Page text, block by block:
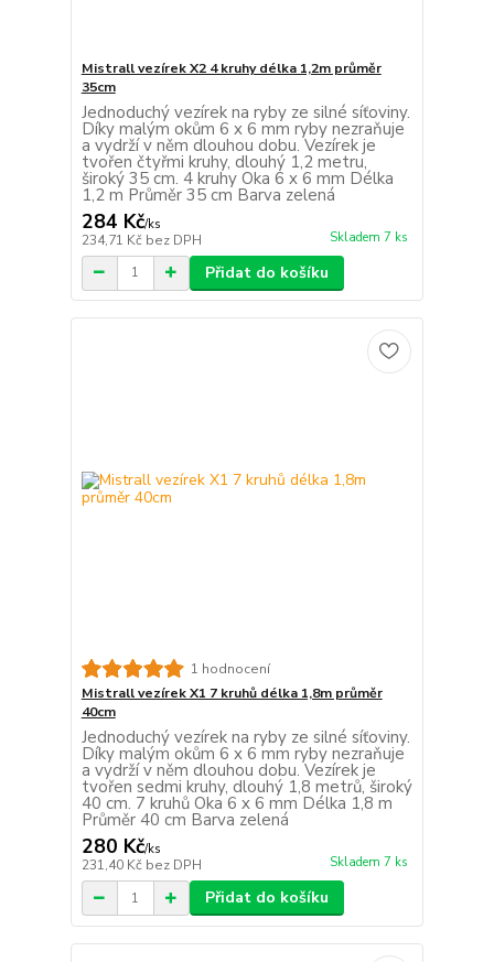
Mistrall vezírek X2 4 kruhy délka 1,2m průměr
35cm
Jednoduchý vezírek na ryby ze silné síťoviny.
Díky malým okům 6 x 6 mm ryby nezraňuje
a vydrží v něm dlouhou dobu. Vezírek je
tvořen čtyřmi kruhy, dlouhý 1,2 metru,
široký 35 cm. 4 kruhy Oka 6 x 6 mm Délka
1,2 m Průměr 35 cm Barva zelená
284 Kč/ks
234,71 Kč bez DPH Skladem 7 ks
Přidat do košíku
1 hodnocení
Mistrall vezírek X1 7 kruhů délka 1,8m průměr
40cm
Jednoduchý vezírek na ryby ze silné síťoviny.
Díky malým okům 6 x 6 mm ryby nezraňuje
a vydrží v něm dlouhou dobu. Vezírek je
tvořen sedmi kruhy, dlouhý 1,8 metrů, široký
40 cm. 7 kruhů Oka 6 x 6 mm Délka 1,8 m
Průměr 40 cm Barva zelená
280 Kč/ks
231,40 Kč bez DPH Skladem 7 ks
Přidat do košíku